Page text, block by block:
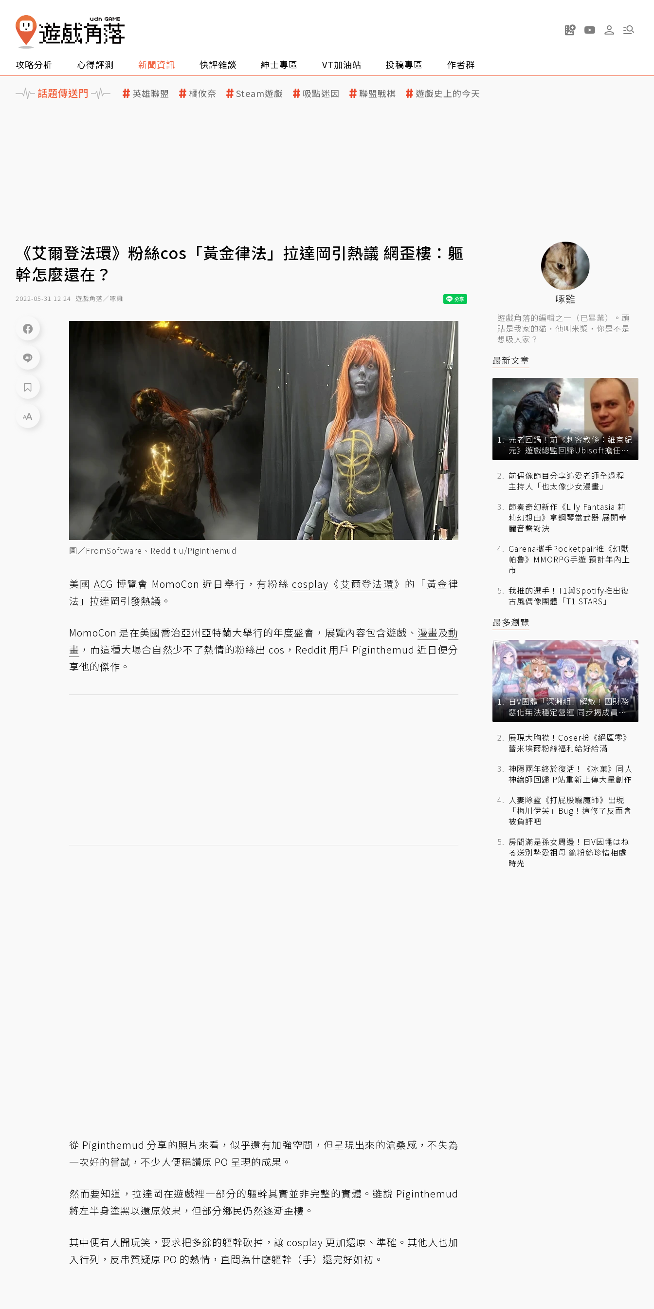
攻略分析 心得評測 新聞資訊 快評雜談 紳士專區 VT加油站 投稿專區 作者群
話題傳送門 英雄聯盟 橘攸奈 Steam遊戲 吸點迷因 聯盟戰棋 遊戲史上的今天
《艾爾登法環》粉絲cos「黃金律法」拉達岡引熱議 網歪樓：軀
幹怎麼還在？
2022-05-31 12:24 遊戲角落／啄雞
圖／FromSoftware、Reddit u/Piginthemud
美國 ACG 博覽會 MomoCon 近日舉行，有粉絲cosplay 《艾爾登法環》的「黃金律
法」拉達岡引發熱議。
MomoCon 是在美國喬治亞州亞特蘭大舉行的年度盛會，展覽內容包含遊戲、 漫畫及動
畫 ，而這種大場合自然少不了熱情的粉絲出 cos，Reddit 用戶 Piginthemud 近日便分
享他的傑作。
從 Piginthemud 分享的照片來看，似乎還有加強空間，但呈現出來的滄桑感，不失為
一次好的嘗試，不少人便稱讚原 PO 呈現的成果。
然而要知道，拉達岡在遊戲裡一部分的軀幹其實並非完整的實體。雖說 Piginthemud
將左半身塗黑以還原效果，但部分鄉民仍然逐漸歪樓。
其中便有人開玩笑，要求把多餘的軀幹砍掉，讓 cosplay 更加還原、準確。其他人也加
入行列，反串質疑原 PO 的熱情，直問為什麼軀幹（手）還完好如初。
啄雞
遊戲角落的編輯之一（已畢業）。頭
貼是我家的貓，他叫米漿，你是不是
想吸人家？
最新文章
元老回鍋！前《刺客教條：維京紀
元》遊戲總監回歸Ubisoft擔任品
牌總監
前偶像節目分享追愛老師全過程
主持人「也太像少女漫畫」
節奏奇幻新作《Lily Fantasia 莉
莉幻想曲》拿鋼琴當武器 展開華
麗音聲對決
Garena攜手Pocketpair推《幻獸
帕魯》MMORPG手遊 預計年內上
市
我推的選手！T1與Spotify推出復
古風偶像團體「T1 STARS」
最多瀏覽
日V團體「深淵組」解散！因財務
惡化無法穩定營運 同步揭成員未
來去向
展現大胸襟！Coser扮《絕區零》
蕾米埃爾粉絲福利給好給滿
神隱兩年終於復活！《冰菓》同人
神繪師回歸 P站重新上傳大量創作
人妻除靈《打屁股驅魔師》出現
「梅川伊芙」Bug！這修了反而會
被負評吧
房間滿是孫女周邊！日V因幡はね
る送別摯愛祖母 籲粉絲珍惜相處
時光